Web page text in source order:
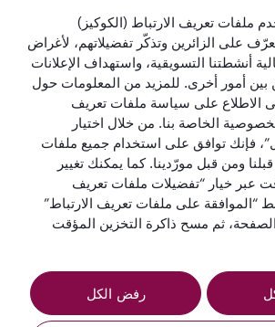
رجال
في العالم
أفضل صالة لدرجة
رجال الأعمال في
العالم
أفضل شركة طيران
في الشرق الأوسط
سياسة ملفات تعريف
الارتباط
إشعار
الخصوصية
ملفات تعريف الارتباط (الكوكيز)
على الزائرين وتذكّر تفضيلاتهم، لأغراض
أنشطتنا التسويقية، واستهداف الإعلانات
بين أمور أخرى. للمزيد من المعلومات حول
الاطلاع على سياسة ملفات تعريف
الخاصة بنا. من خلال اختيار
فإنك توافق على استخدام جميع ملفات
ومن قبل مورّدينا. كما يمكنك تغيير
عبر خيار “تفضيلات ملفات تعريف
“الموافقة على ملفات تعريف الارتباط”
ثم مسح ذاكرة التخزين المؤقت
رفض الكل